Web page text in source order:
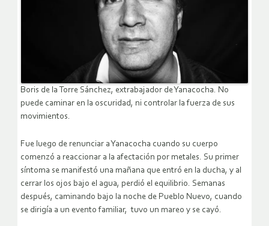
Boris de la Torre Sánchez, extrabajador de Yanacocha. No
puede caminar en la oscuridad, ni controlar la fuerza de sus
movimientos.
Fue luego de renunciar a Yanacocha cuando su cuerpo
comenzó a reaccionar a la afectación por metales. Su primer
síntoma se manifestó una mañana que entró en la ducha, y al
cerrar los ojos bajo el agua, perdió el equilibrio. Semanas
después, caminando bajo la noche de Pueblo Nuevo, cuando
se dirigía a un evento familiar, tuvo un mareo y se cayó.